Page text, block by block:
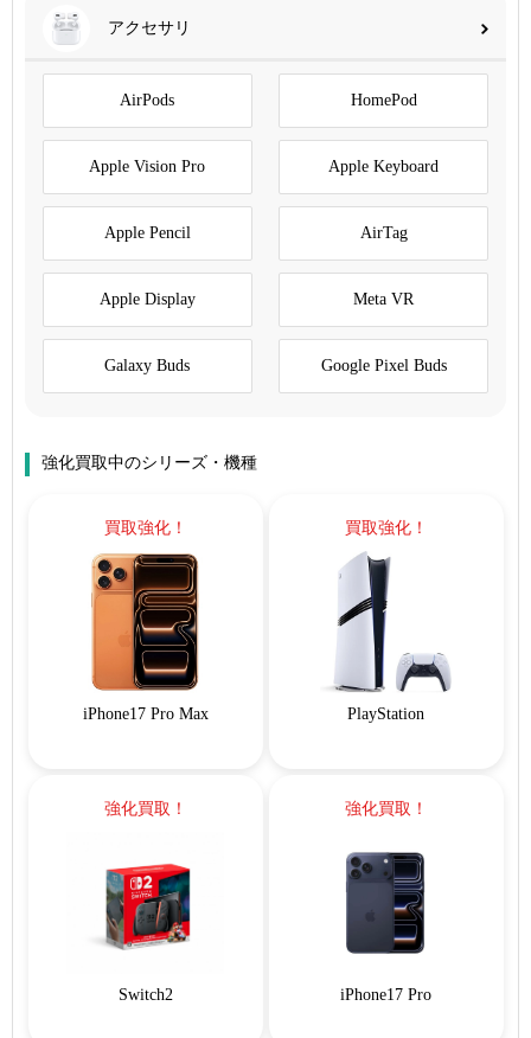
アクセサリ
AirPods HomePod
Apple Vision Pro Apple Keyboard
Apple Pencil AirTag
Apple Display Meta VR
Galaxy Buds Google Pixel Buds
強化買取中のシリーズ・機種
買取強化！
iPhone17 Pro Max
買取強化！
PlayStation
強化買取！
Switch2
強化買取！
iPhone17 Pro